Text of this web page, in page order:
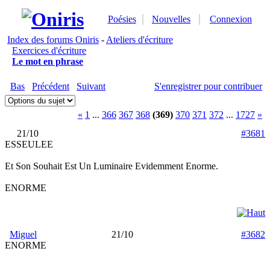
Poésies Nouvelles
Connexion
Index des forums Oniris - Ateliers d'écriture
Exercices d'écriture
Le mot en phrase
Bas Précédent Suivant S'enregistrer pour contribuer
« 1 ... 366 367 368 (369) 370 371 372 ... 1727 »
21/10
#3681
ESSEULEE
Et Son Souhait Est Un Luminaire Evidemment Enorme.
ENORME
Miguel 21/10
#3682
ENORME